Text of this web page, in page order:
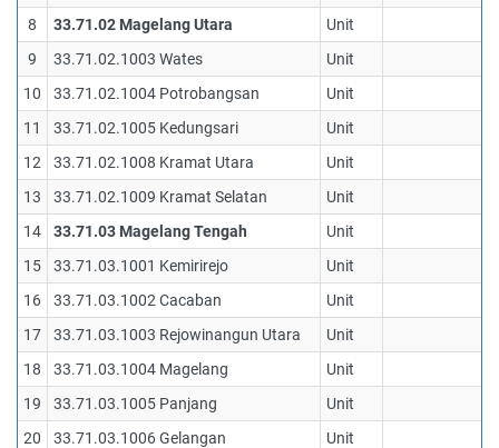
8
33.71.02 Magelang Utara Unit
9
33.71.02.1003 Wates Unit
10
33.71.02.1004 Potrobangsan Unit
11
33.71.02.1005 Kedungsari Unit
12
33.71.02.1008 Kramat Utara Unit
13
33.71.02.1009 Kramat Selatan Unit
14
33.71.03 Magelang Tengah Unit
15
33.71.03.1001 Kemirirejo Unit
16
33.71.03.1002 Cacaban Unit
17
33.71.03.1003 Rejowinangun Utara Unit
18
33.71.03.1004 Magelang Unit
19
33.71.03.1005 Panjang Unit
20
33.71.03.1006 Gelangan Unit